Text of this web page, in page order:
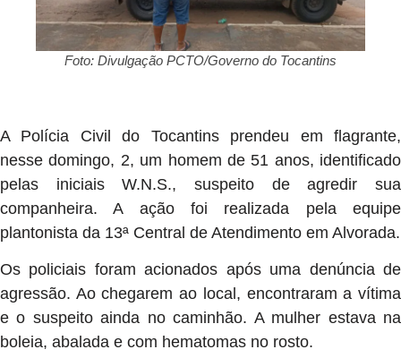
Foto: Divulgação PCTO/Governo do Tocantins
A Polícia Civil do Tocantins prendeu em flagrante,
nesse domingo, 2, um homem de 51 anos, identificado
pelas iniciais W.N.S., suspeito de agredir sua
companheira. A ação foi realizada pela equipe
plantonista da 13ª Central de Atendimento em Alvorada.
Os policiais foram acionados após uma denúncia de
agressão. Ao chegarem ao local, encontraram a vítima
e o suspeito ainda no caminhão. A mulher estava na
boleia, abalada e com hematomas no rosto.